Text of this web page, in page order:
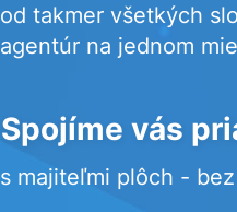
od takmer všetkých
agentúr na jednom
Spojíme vás
s majiteľmi plôch -